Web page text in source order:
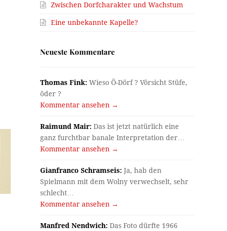
Zwischen Dorfcharakter und Wachstum
Eine unbekannte Kapelle?
Neueste Kommentare
Thomas Fink: Wieso Ö-Dörf ? Vörsicht Stüfe,
öder ?
Kommentar ansehen →
Raimund Mair: Das ist jetzt natürlich eine
ganz furchtbar banale Interpretation der…
Kommentar ansehen →
Gianfranco Schramseis: Ja, hab den
Spielmann mit dem Wolny verwechselt, sehr
schlecht…
Kommentar ansehen →
Manfred Nendwich: Das Foto dürfte 1966